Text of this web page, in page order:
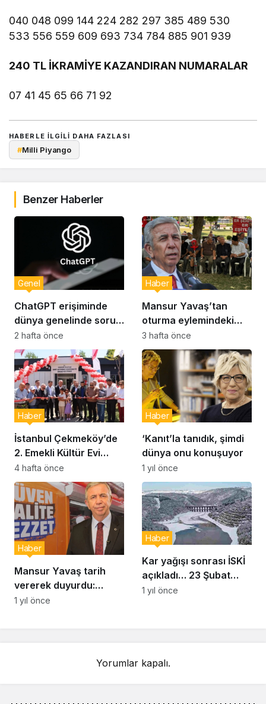
040 048 099 144 224 282 297 385 489 530
533 556 559 609 693 734 784 885 901 939
240 TL İKRAMİYE KAZANDIRAN NUMARALAR
07 41 45 65 66 71 92
HABERLE ILGILI DAHA FAZLASI
#Milli Piyango
Benzer Haberler
ChatGPT erişiminde
dünya genelinde sorun:
Milyonlarca kullanıcı
etkilendi
Genel
2 hafta önce
Mansur Yavaş’tan
oturma eylemindeki
şehit aileleri ve
gazilere ziyaret
Haber
3 hafta önce
İstanbul Çekmeköy’de
2. Emekli Kültür Evi
Hizmet Vermeye
Başladı
Haber
4 hafta önce
‘Kanıt’la tanıdık, şimdi
dünya onu konuşuyor
Haber
1 yıl önce
Mansur Yavaş tarih
vererek duyurdu:
Uygun fiyatlı et satışı
Haber
1 yıl önce
Kar yağışı sonrası İSKİ
açıkladı… 23 Şubat
İstanbul baraj doluluk
Haber
1 yıl önce
Yorumlar kapalı.